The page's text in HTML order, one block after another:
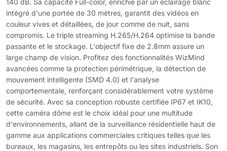
140 dB. Sa capacité Full-color, enrichie par un éclairage blanc
intégré d'une portée de 30 mètres, garantit des vidéos en
couleur vives et détaillées, de jour comme de nuit, sans
compromis. Le triple streaming H.265/H.264 optimise la bande
passante et le stockage. L'objectif fixe de 2.8mm assure un
large champ de vision. Profitez des fonctionnalités WizMind
avancées comme la protection périmétrique, la détection de
mouvement intelligente (SMD 4.0) et l'analyse
comportementale, renforçant considérablement votre système
de sécurité. Avec sa conception robuste certifiée IP67 et IK10,
cette caméra dôme est le choix idéal pour une multitude
d'environnements, allant de la surveillance résidentielle haut de
gamme aux applications commerciales critiques telles que les
bureaux, les magasins, les entrepôts ou les sites industriels. Son